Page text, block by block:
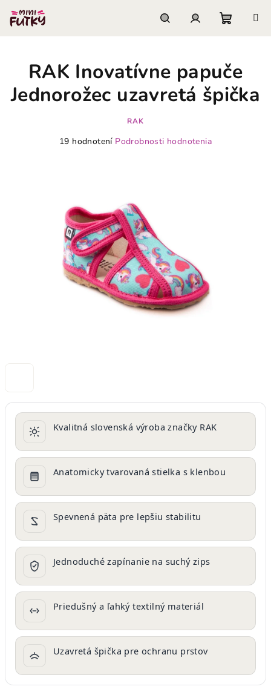
obsah
košík
Kvalitná slovenská výroba značky RAK
Anatomicky tvarovaná stielka s klenbou
Spevnená päta pre lepšiu stabilitu
Jednoduché zapínanie na suchý zips
Priedušný a ľahký textilný materiál
Uzavretá špička pre ochranu prstov
RAK Inovatívne papuče
Jednorožec uzavretá špička
RAK
Priemerné
hviezdičiek.
19 hodnotení Podrobnosti hodnotenia